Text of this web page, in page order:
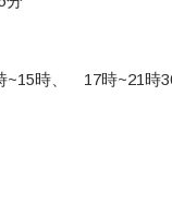
時、 17時~21時